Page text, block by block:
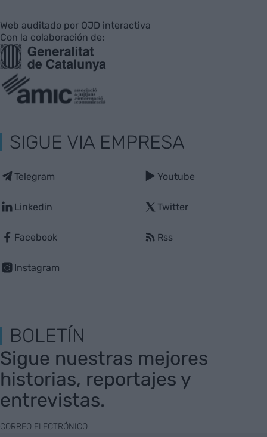
Web auditado por OJD interactiva
Con la colaboración de:
SIGUE VIA EMPRESA
Telegram
Linkedin
Facebook
Instagram
Youtube
Twitter
Rss
BOLETÍN
Sigue nuestras mejores
historias, reportajes y
entrevistas.
CORREO ELECTRÓNICO